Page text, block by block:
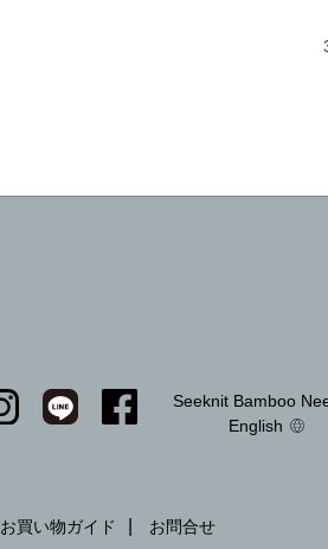
Seeknit Bamboo
English
お買い物ガイド お問合せ